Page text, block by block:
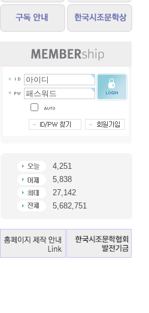
4,251
5,838
27,142
5,682,751